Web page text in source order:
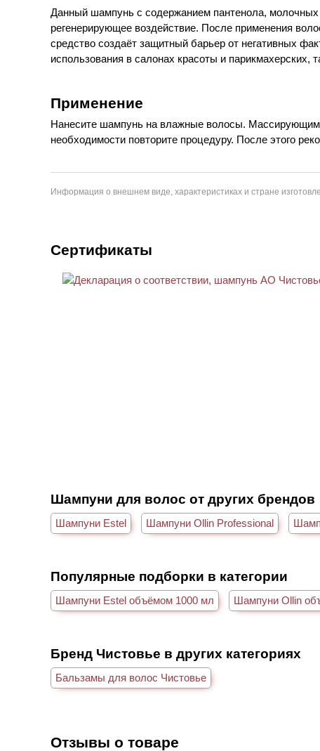
Данный шампунь с содержанием пантенола,
регенерирующее воздействие. После применения
средство создаёт защитный барьер от негативных
использования в салонах красоты и парикмахерских,
Применение
Нанесите шампунь на влажные волосы.
необходимости повторите процедуру. После этого
Информация о внешнем виде, характеристиках и стране
Сертификаты
Шампуни для волос от других брендов
Шампуни Estel Шампуни Ollin Professional
Популярные подборки в категории
Шампуни Estel объёмом 1000 мл Шампуни Ollin
Бренд Чистовье в других категориях
Бальзамы для волос Чистовье
Отзывы о товаре